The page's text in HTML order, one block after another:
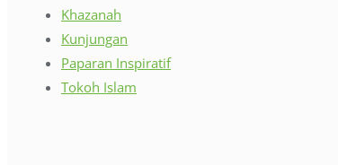
Khazanah
Kunjungan
Paparan Inspiratif
Tokoh Islam